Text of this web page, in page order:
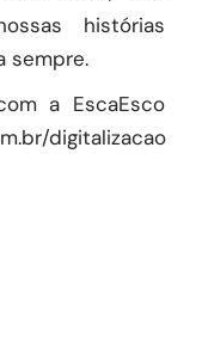
histórias
sempre.
a EscaEsco
digitalizacao